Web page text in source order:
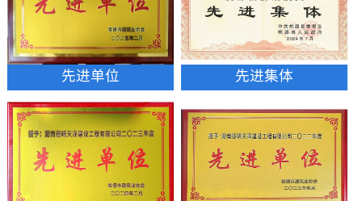
先进单位 先进集体